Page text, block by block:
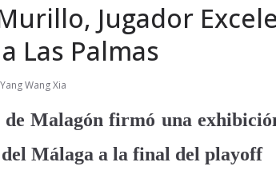
Jugador
Las Palmas
Yang Wang Xia
Malagón firmó una
del Málaga a la final del playoff